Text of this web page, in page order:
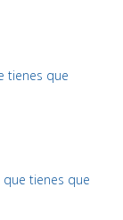
tienes que
que tienes que